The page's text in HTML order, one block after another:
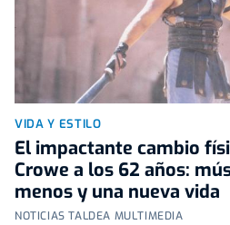
VIDA Y ESTILO
El impactante cambio
Crowe a los 62 años:
menos y una nueva vida
NOTICIAS TALDEA MULTIMEDIA